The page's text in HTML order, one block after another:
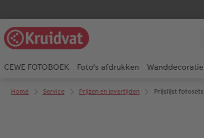
CEWE FOTOBOEK Foto's afdrukken Wanddecoratie
Home Service Prijzen en levertijden Prijslijst fotosets